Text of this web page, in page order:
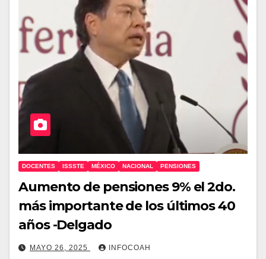
DOCENTES ISSSTE MÉXICO NACIONAL PENSIONES
Aumento de pensiones 9% el 2do.
más importante de los últimos 40
años -Delgado
MAYO 26, 2025 INFOCOAH